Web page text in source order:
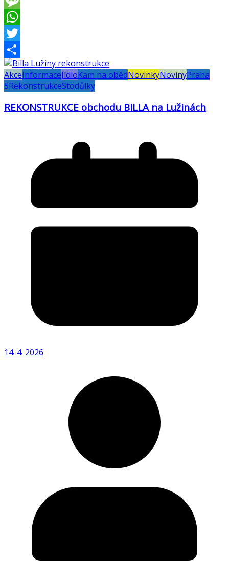
Message
WhatsApp
Twitter
Share
AkceInformaceJídloKam na obědNovinkyNovinyPraha
5RekonstrukceStodůlky
REKONSTRUKCE obchodu BILLA na Lužinách
14. 4. 2026